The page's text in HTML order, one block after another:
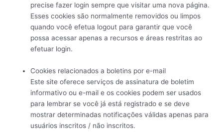
precise fazer login sempre que visitar uma nova página.
Esses cookies são normalmente removidos ou limpos
quando você efetua logout para garantir que você
possa acessar apenas a recursos e áreas restritas ao
efetuar login.
Cookies relacionados a boletins por e-mail
Este site oferece serviços de assinatura de boletim
informativo ou e-mail e os cookies podem ser usados ​​
para lembrar se você já está registrado e se deve
mostrar determinadas notificações válidas apenas para
usuários inscritos / não inscritos.